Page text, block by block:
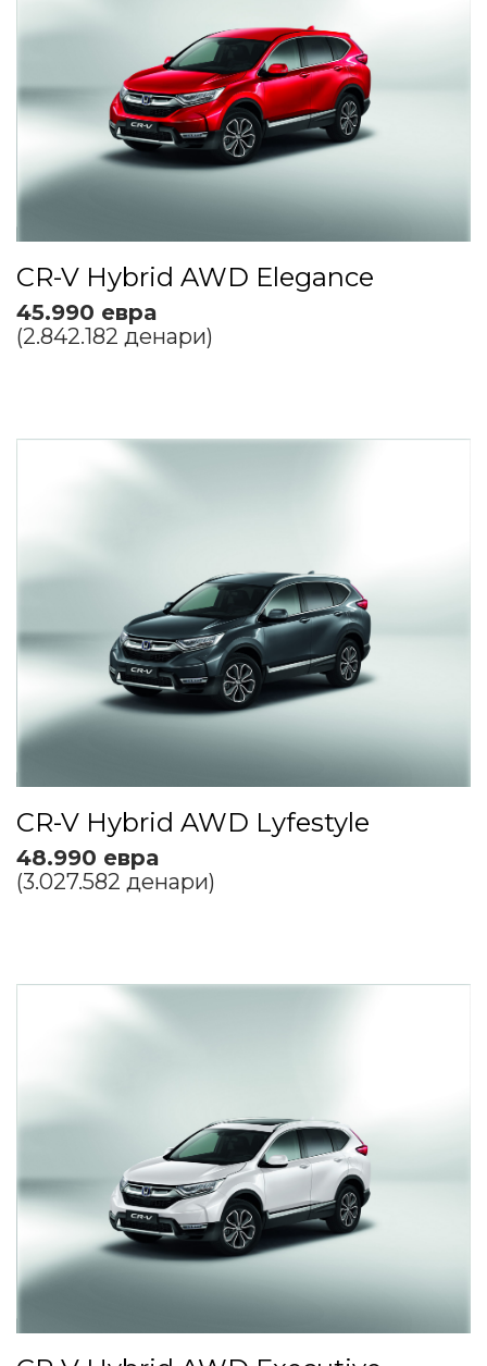
CR-V Hybrid AWD Elegance
45.990 евра
(2.842.182 денари)
CR-V Hybrid AWD Lyfestyle
48.990 евра
(3.027.582 денари)